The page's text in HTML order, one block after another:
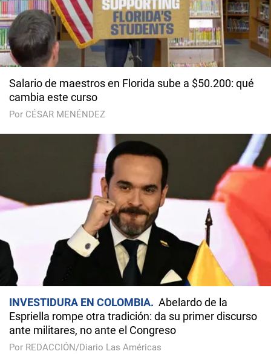
Salario de maestros en Florida sube a $50.200: qué
cambia este curso
Por CÉSAR MENÉNDEZ
INVESTIDURA EN COLOMBIA
Abelardo de la
Espriella rompe otra tradición: da su primer discurso
ante militares, no ante el Congreso
Por REDACCIÓN/Diario Las Américas